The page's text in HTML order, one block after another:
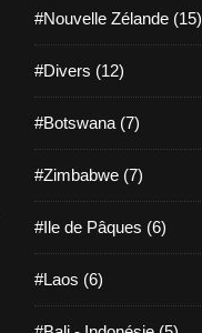
#Nouvelle Zélande (15)
#Divers (12)
#Botswana (7)
#Zimbabwe (7)
#Ile de Pâques (6)
#Laos (6)